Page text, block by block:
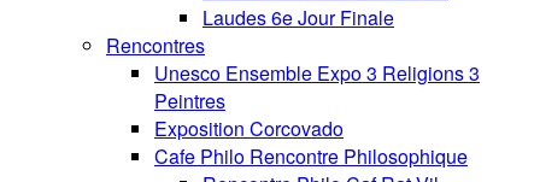
Laudes 6e Jour Finale
Rencontres
Unesco Ensemble Expo 3 Religions 3
Peintres
Exposition Corcovado
Cafe Philo Rencontre Philosophique